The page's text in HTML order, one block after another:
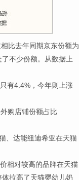
比去年同期京东份额为
不少份额。从数据上
有4.4%，今年则上涨
购店铺份额占比
、达能纽迪希亚在天猫
相对较高的品牌在天猫
拉高了天猫婴幼儿奶